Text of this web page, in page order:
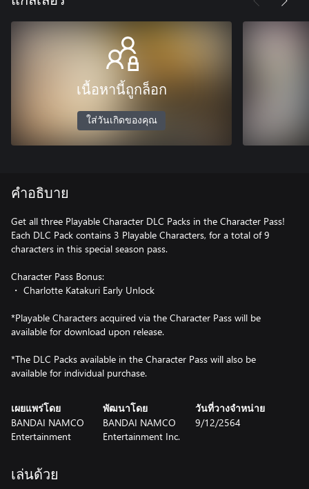
เนื้อหานี้ถูกล็อก
ใส่วันเกิดของคุณ
คำอธิบาย
Get all three Playable Character DLC Packs in the Character Pass!
Each DLC Pack contains 3 Playable Characters, for a total of 9
characters in this special season pass.
Character Pass Bonus:
・ Charlotte Katakuri Early Unlock
*Playable Characters acquired via the Character Pass will be
available for download upon release.
*The DLC Packs available in the Character Pass will also be
available for individual purchase.
เผยแพร่โดย
BANDAI NAMCO
Entertainment
พัฒนาโดย
BANDAI NAMCO
Entertainment Inc.
วันที่วางจำหน่าย
9/12/2564
เล่นด้วย